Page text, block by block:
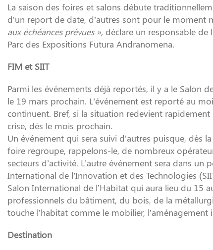
La saison des foires et salons débute
d’un report de date, d’autres sont pour le moment
aux échéances prévues », déclare un responsable de
Parc des Expositions Futura Andranomena.
FIM et SIIT
Parmi les événements déjà reportés, il y a le Salon
le 19 mars prochain. L’événement est reporté au
continuent. Bref, si la situation redevient
crise, dès le mois prochain.
Un événement qui sera suivi d’autres puisque, dès
foire regroupe, rappelons-le, de nombreux
secteurs d’activité. L’autre événement sera dans
International de l’Innovation et des Technologies
Salon International de l’Habitat qui aura lieu du 15
professionnels du bâtiment, du bois, de la
touche l’habitat comme le mobilier, l’aménagement
Destination